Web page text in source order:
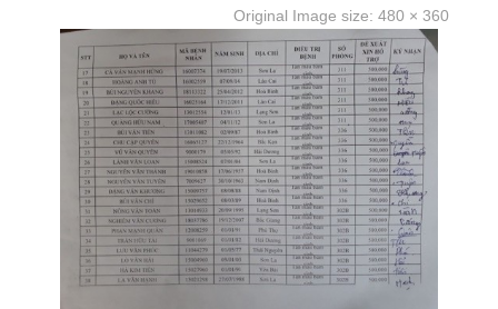
Original Image size: 480 × 360